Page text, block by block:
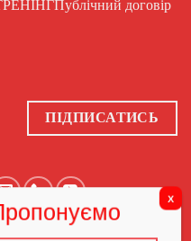
Публічний договір
ПІДПИСАТИСЬ